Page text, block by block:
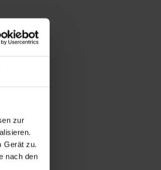
zur
Gerät zu.
nach den